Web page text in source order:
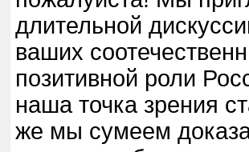
длительной
ваших
позитивной роли
наша точка зрения
же мы сумеем